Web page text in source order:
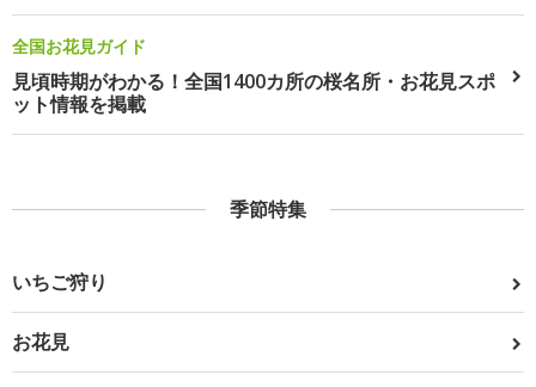
全国お花見ガイド
見頃時期がわかる！全国1400カ所の桜名所・お花見スポ
ット情報を掲載
季節特集
いちご狩り
お花見